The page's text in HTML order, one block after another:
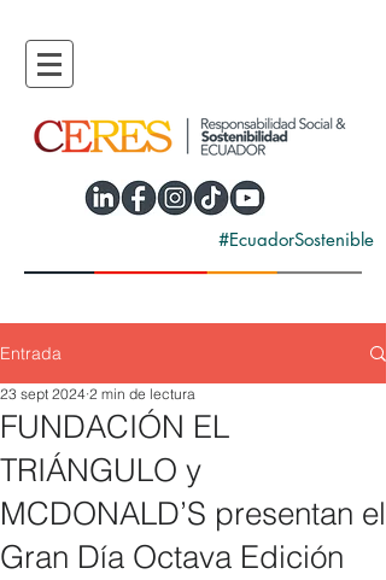
#EcuadorSostenible
Entrada
FUNDACIÓN EL
TRIÁNGULO y
MCDONALD’S presentan el
Gran Día Octava Edición
23 sept 2024 2 min de lectura